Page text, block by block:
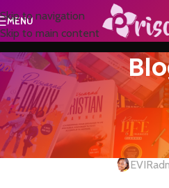
Skip to navigation
Skip to main content
MENU
NON
définitivement